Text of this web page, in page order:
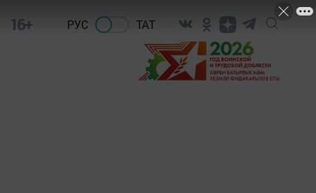
16+ РУС ТАТ